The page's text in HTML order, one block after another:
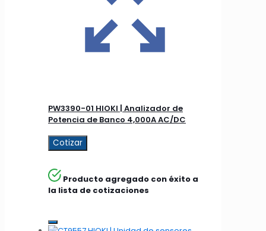
PW3390-01 HIOKI | Analizador de
Potencia de Banco 4,000A AC/DC
Cotizar
Producto agregado con éxito a
la lista de cotizaciones